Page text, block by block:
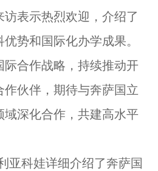
访表示热烈欢迎，介绍了
势和国际化办学成果。
际合作战略，持续推动开
伙伴，期待与奔萨国立
域深化合作，共建高水平
亚科娃详细介绍了奔萨国